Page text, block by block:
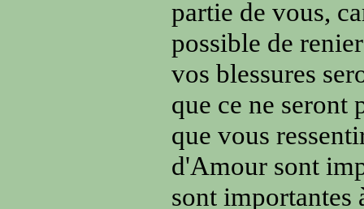
partie de vous,
possible de
vos blessures
que ce ne seront
que vous
d'Amour sont
sont importantes